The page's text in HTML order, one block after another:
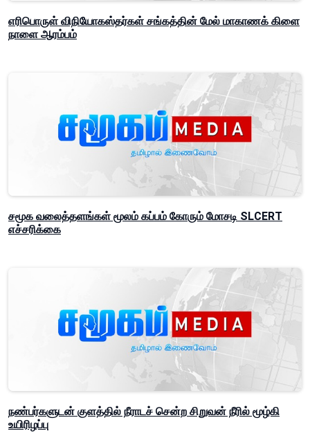
எரிபொருள் விநியோகஸ்தர்கள் சங்கத்தின் மேல் மாகாணக் கிளை
நாளை ஆரம்பம்
சமூக வலைத்தளங்கள் மூலம் கப்பம் கோரும் மோசடி SLCERT
எச்சரிக்கை
நண்பர்களுடன் குளத்தில் நீராடச் சென்ற சிறுவன் நீரில் மூழ்கி
உயிரிழப்பு